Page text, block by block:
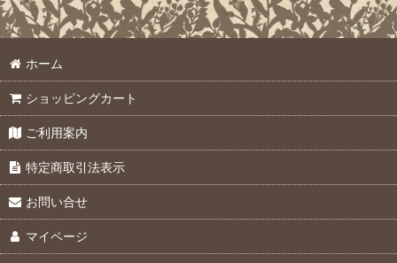
ホーム
ショッピングカート
ご利用案内
特定商取引法表示
お問い合せ
マイページ